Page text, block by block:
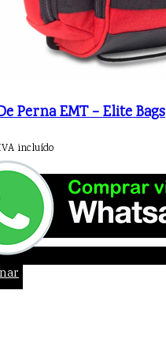
Perna EMT – Elite Bags
incluído